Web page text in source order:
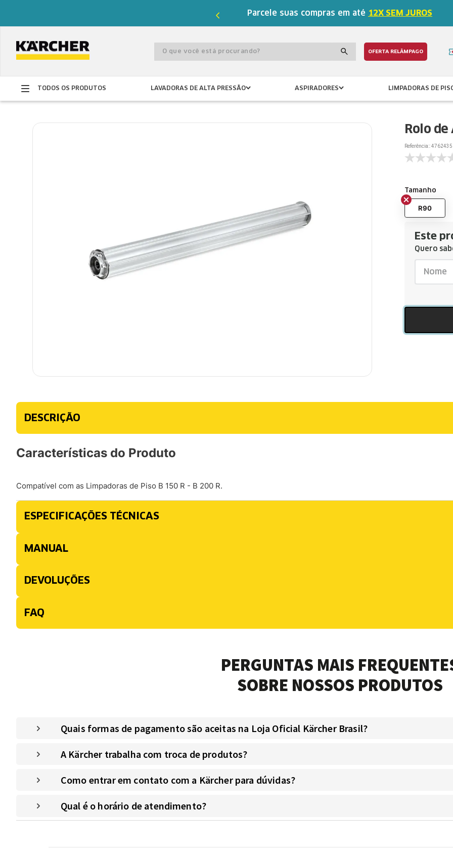
Parcele suas compras em até 12X SEM JUROS
O que você está procurando? OFERTA RELÂMPAGO
TODOS OS PRODUTOS LAVADORAS DE ALTA PRESSÃO ASPIRADORES LIMPADORAS DE
Rolo
Referência::
Tamanho
R90
Este
Quero
DESCRIÇÃO
Características do Produto
Compatível com as Limpadoras de Piso B 150 R - B 200 R.
ESPECIFICAÇÕES TÉCNICAS
MANUAL
DEVOLUÇÕES
FAQ
PERGUNTAS MAIS
SOBRE NOSSOS PRODUTOS
Quais formas de pagamento são aceitas na Loja Oficial Kärcher Brasil?
A Kärcher trabalha com troca de produtos?
Como entrar em contato com a Kärcher para dúvidas?
Qual é o horário de atendimento?